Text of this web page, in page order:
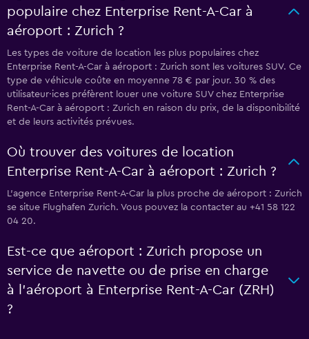
populaire chez Enterprise Rent-A-Car à
aéroport : Zurich ?
Les types de voiture de location les plus populaires chez
Enterprise Rent-A-Car à aéroport : Zurich sont les voitures SUV. Ce
type de véhicule coûte en moyenne 78 € par jour. 30 % des
utilisateur·ices préfèrent louer une voiture SUV chez Enterprise
Rent-A-Car à aéroport : Zurich en raison du prix, de la disponibilité
et de leurs activités prévues.
Où trouver des voitures de location
Enterprise Rent-A-Car à aéroport : Zurich ?
L’agence Enterprise Rent-A-Car la plus proche de aéroport : Zurich
se situe Flughafen Zurich. Vous pouvez la contacter au +41 58 122
04 20.
Est-ce que aéroport : Zurich propose un
service de navette ou de prise en charge
à l’aéroport à Enterprise Rent-A-Car (ZRH)
?